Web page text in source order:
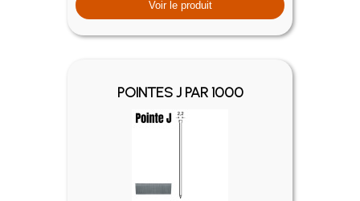
Voir le produit
POINTES J PAR 1000